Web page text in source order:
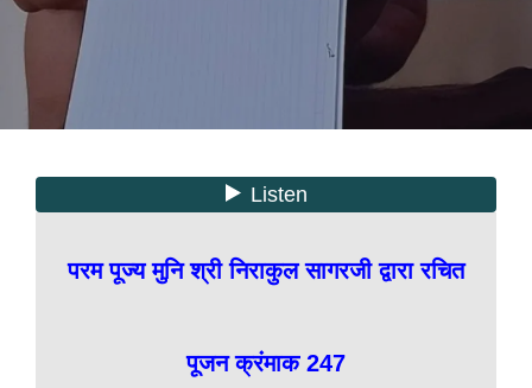
परम पूज्य मुनि श्री निराकुल सागरजी द्वारा रचित
पूजन क्रंमाक 247